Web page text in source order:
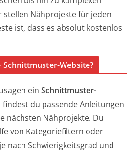
stellen Nähprojekte für jeden
ist, dass es absolut kostenlos
Website?
einSchnittmuster-
findest du passende Anleitungen
nächsten Nähprojekte. Du
von Kategoriefiltern oder
nach Schwierigkeitsgrad und